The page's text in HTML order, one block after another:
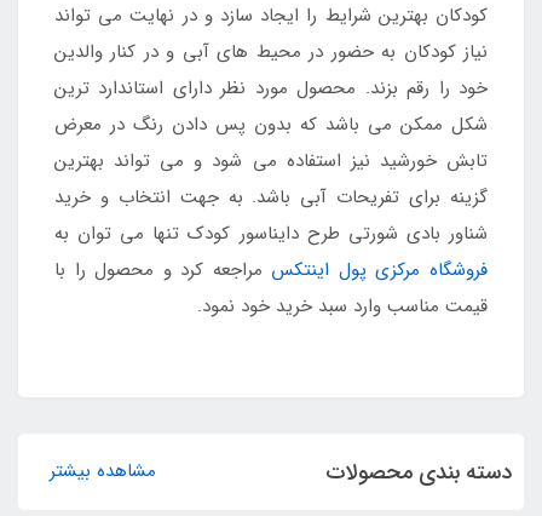
کودکان بهترین شرایط را ایجاد سازد و در نهایت می تواند
نیاز کودکان به حضور در محیط های آبی و در کنار والدین
خود را رقم بزند. محصول مورد نظر دارای استاندارد ترین
شکل ممکن می باشد که بدون پس دادن رنگ در معرض
تابش خورشید نیز استفاده می شود و می تواند بهترین
گزینه برای تفریحات آبی باشد. به جهت انتخاب و خرید
شناور بادی شورتی طرح دایناسور کودک تنها می توان به
فروشگاه مرکزی پول اینتکس مراجعه کرد و محصول را با
قیمت مناسب وارد سبد خرید خود نمود.
دسته بندی محصولات مشاهده بیشتر